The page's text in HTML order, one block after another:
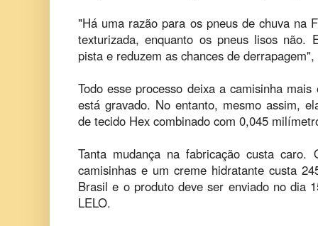
"Há uma razão para os pneus de chuva na
texturizada, enquanto os pneus lisos não.
pista e reduzem as chances de
Todo esse processo deixa a camisinha
está gravado. No entanto, mesmo assim,
de tecido Hex combinado com 0,045
Tanta mudança na fabricação custa
camisinhas e um creme hidratante custa
Brasil e o produto deve ser enviado no dia
LELO.